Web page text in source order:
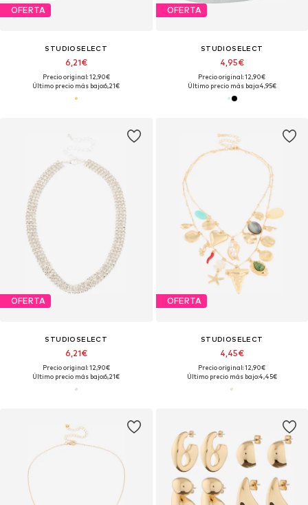
OFERTA
STUDIOSELECT
6,21€
Precio original: 12,90€
Último precio más bajo:6,21€
OFERTA
STUDIOSELECT
4,95€
Precio original: 12,90€
Último precio más bajo:4,95€
OFERTA
STUDIOSELECT
6,21€
Precio original: 12,90€
Último precio más bajo:6,21€
OFERTA
STUDIOSELECT
4,45€
Precio original: 12,90€
Último precio más bajo:4,45€